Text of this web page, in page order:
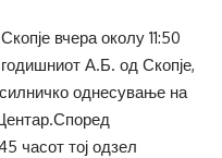
вчера околу 11:50
А.Б. од Скопје,
однесување на
часот тој одзел